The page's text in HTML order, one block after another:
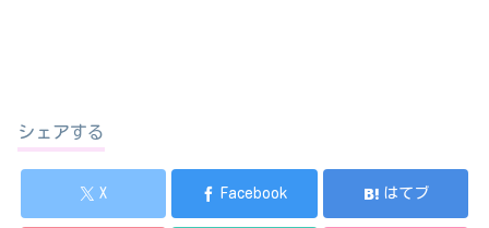
シェアする
X Facebook はてブ